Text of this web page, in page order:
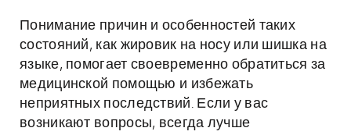
Понимание причин и особенностей таких
состояний, как жировик на носу или шишка на
языке, помогает своевременно обратиться за
медицинской помощью и избежать
неприятных последствий. Если у вас
возникают вопросы, всегда лучше